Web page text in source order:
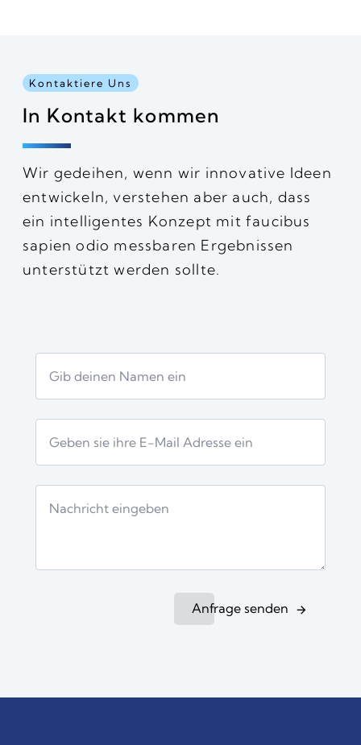
Kontaktiere Uns
In Kontakt kommen
Wir gedeihen, wenn wir innovative Ideen
entwickeln, verstehen aber auch, dass
ein intelligentes Konzept mit faucibus
sapien odio messbaren Ergebnissen
unterstützt werden sollte.
Anfrage senden